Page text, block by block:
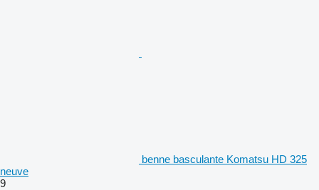
benne basculante Komatsu HD 325
neuve
9